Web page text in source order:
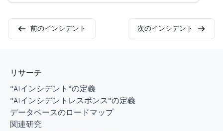
前のインシデント 次のインシデント
リサーチ
“AIインシデント”の定義
“AIインシデントレスポンス”の定義
データベースのロードマップ
関連研究